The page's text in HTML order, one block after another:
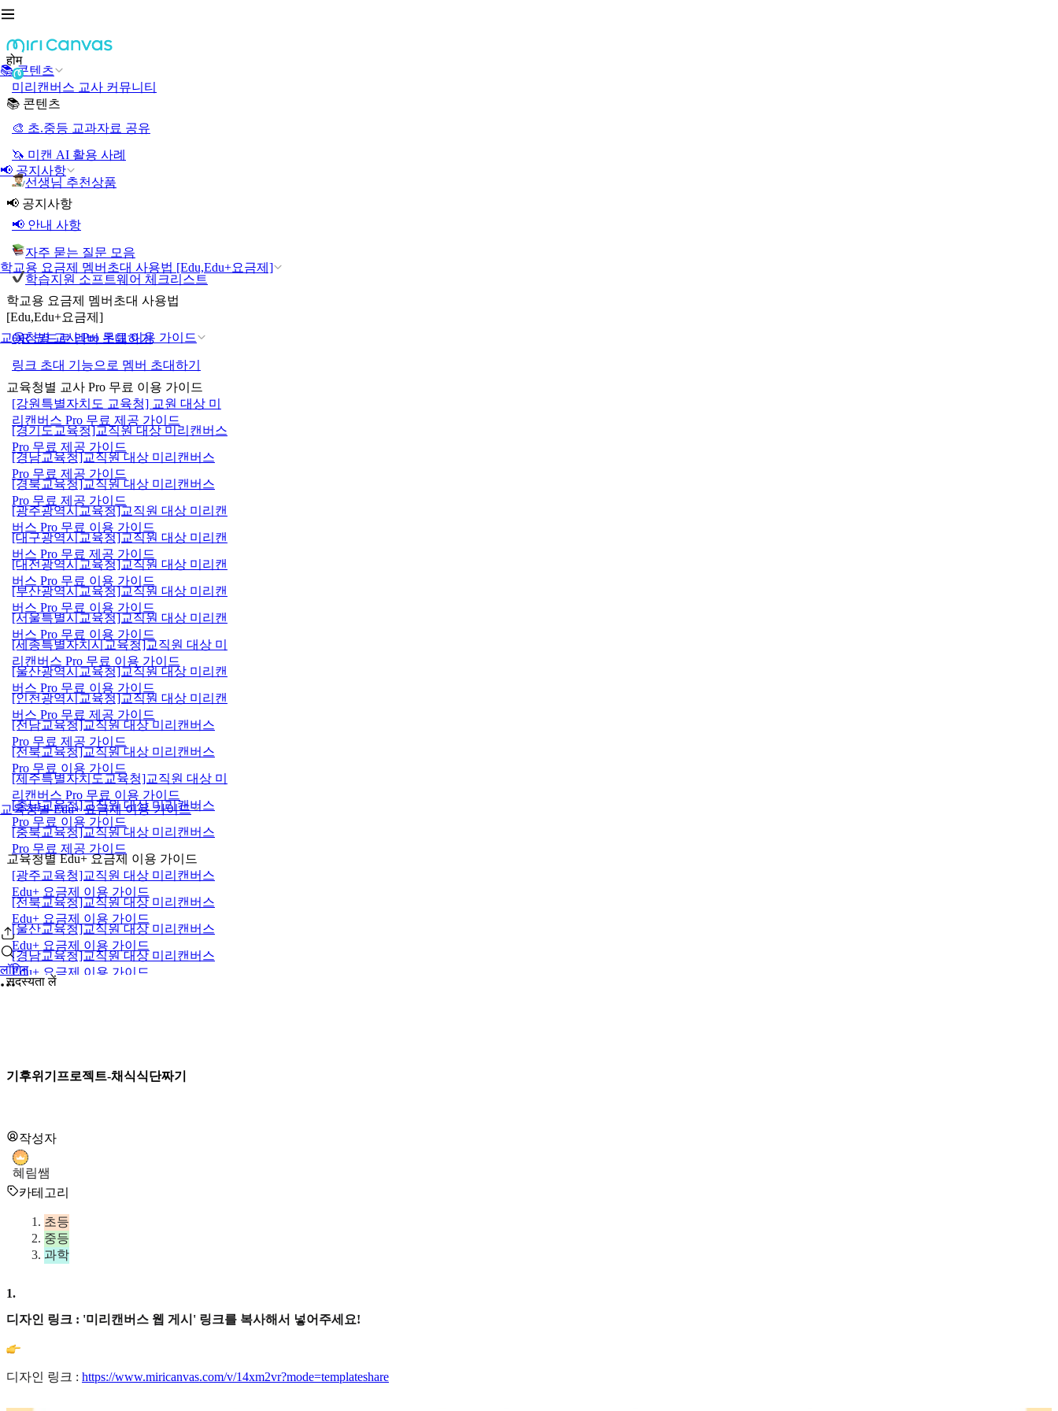
📚 콘텐츠
📢 공지사항
학교용 요금제 멤버초대 사용법 [Edu,Edu+요금제]
교육청별 교사 Pro 무료 이용 가이드
교육청별 Edu+ 요금제 이용 가이드
लॉगिन
होम
미리캔버스 교사 커뮤니티
📚 콘텐츠
🎨 초.중등 교과자료 공유
🦄 미캔 AI 활용 사례
선생님 추천상품
📢 공지사항
📢 안내 사항
자주 묻는 질문 모음
학습지원 소프트웨어 체크리스트
학교용 요금제 멤버초대 사용법
[Edu,Edu+요금제]
QR 코드로 멤버 초대하기
링크 초대 기능으로 멤버 초대하기
교육청별 교사 Pro 무료 이용 가이드
[강원특별자치도 교육청] 교원 대상 미
리캔버스 Pro 무료 제공 가이드
[경기도교육청]교직원 대상 미리캔버스
Pro 무료 제공 가이드
[경남교육청]교직원 대상 미리캔버스
Pro 무료 제공 가이드
[경북교육청]교직원 대상 미리캔버스
Pro 무료 제공 가이드
[광주광역시교육청]교직원 대상 미리캔
버스 Pro 무료 이용 가이드
[대구광역시교육청]교직원 대상 미리캔
버스 Pro 무료 제공 가이드
[대전광역시교육청]교직원 대상 미리캔
버스 Pro 무료 이용 가이드
[부산광역시교육청]교직원 대상 미리캔
버스 Pro 무료 이용 가이드
[서울특별시교육청]교직원 대상 미리캔
버스 Pro 무료 이용 가이드
[세종특별자치시교육청]교직원 대상 미
리캔버스 Pro 무료 이용 가이드
[울산광역시교육청]교직원 대상 미리캔
버스 Pro 무료 이용 가이드
[인천광역시교육청]교직원 대상 미리캔
버스 Pro 무료 제공 가이드
[전남교육청]교직원 대상 미리캔버스
Pro 무료 제공 가이드
[전북교육청]교직원 대상 미리캔버스
Pro 무료 이용 가이드
[제주특별자치도교육청]교직원 대상 미
리캔버스 Pro 무료 이용 가이드
[충남교육청]교직원 대상 미리캔버스
Pro 무료 이용 가이드
[충북교육청]교직원 대상 미리캔버스
Pro 무료 제공 가이드
교육청별 Edu+ 요금제 이용 가이드
[광주교육청]교직원 대상 미리캔버스
Edu+ 요금제 이용 가이드
[전북교육청]교직원 대상 미리캔버스
Edu+ 요금제 이용 가이드
[울산교육청]교직원 대상 미리캔버스
Edu+ 요금제 이용 가이드
[경남교육청]교직원 대상 미리캔버스
Edu+ 요금제 이용 가이드
सदस्यता लें
기후위기프로젝트-채식식단짜기
작성자
혜림쌤
카테고리
초등
중등
과학
1.
디자인 링크 : '미리캔버스 웹 게시' 링크를 복사해서 넣어주세요!
디자인 링크 : https://www.miricanvas.com/v/14xm2vr?mode=templateshare